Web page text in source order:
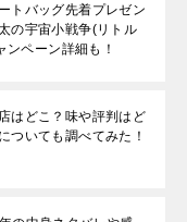
トバッグ先着プレゼン
の宇宙小戦争(リトル
ペーン詳細も！
はどこ？味や評判はど
ついても調べてみた！